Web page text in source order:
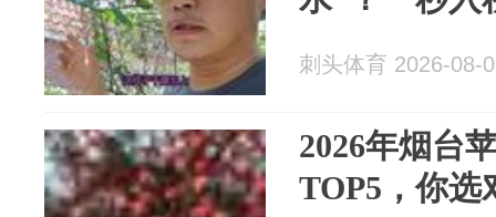
刺头体育 2026-08-
2026年烟台
TOP5，你选